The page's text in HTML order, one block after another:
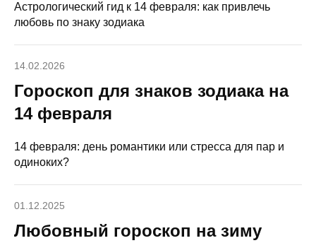
Астрологический гид к 14 февраля: как привлечь
любовь по знаку зодиака
14.02.2026
Гороскоп для знаков зодиака на
14 февраля
14 февраля: день романтики или стресса для пар и
одиноких?
01.12.2025
Любовный гороскоп на зиму